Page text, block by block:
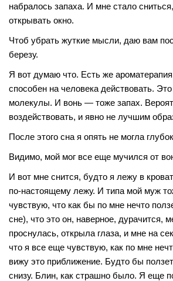
набралось запаха. И мне стало
открывать окно.
Чтоб убрать жуткие мысли, даю вам
березу.
Я вот думаю что. Есть же
способен на человека действовать.
молекулы. И вонь — тоже запах.
воздействовать, и явно не лучшим
После этого сна я опять не могла
Видимо, мой мог все еще мучился от
И вот мне снится, будто я лежу в
по-настоящему лежу. И типа мой муж
чувствую, что как бы по мне нечто
сне), что это он, наверное, дурачится,
проснулась, открыла глаза, и мне на
что я все еще чувствую, как по мне
вижу это приближение. Будто бы
снизу. Блин, как страшно было. Я еще